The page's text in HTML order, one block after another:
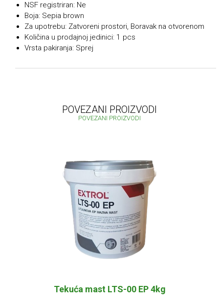
NSF registriran: Ne
Boja: Sepia brown
Za upotrebu: Zatvoreni prostori, Boravak na otvorenom
Količina u prodajnoj jedinici: 1 pcs
Vrsta pakiranja: Sprej
POVEZANI PROIZVODI
POVEZANI PROIZVODI
Tekuća mast LTS-00 EP 4kg